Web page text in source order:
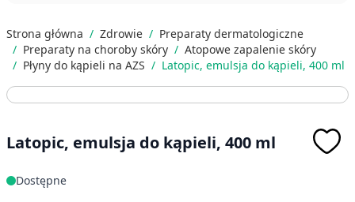
Strona główna / Zdrowie / Preparaty dermatologiczne
/ Preparaty na choroby skóry / Atopowe zapalenie skóry
/ Płyny do kąpieli na AZS / Latopic, emulsja do kąpieli, 400 ml
Latopic, emulsja do kąpieli, 400 ml
Dostępne